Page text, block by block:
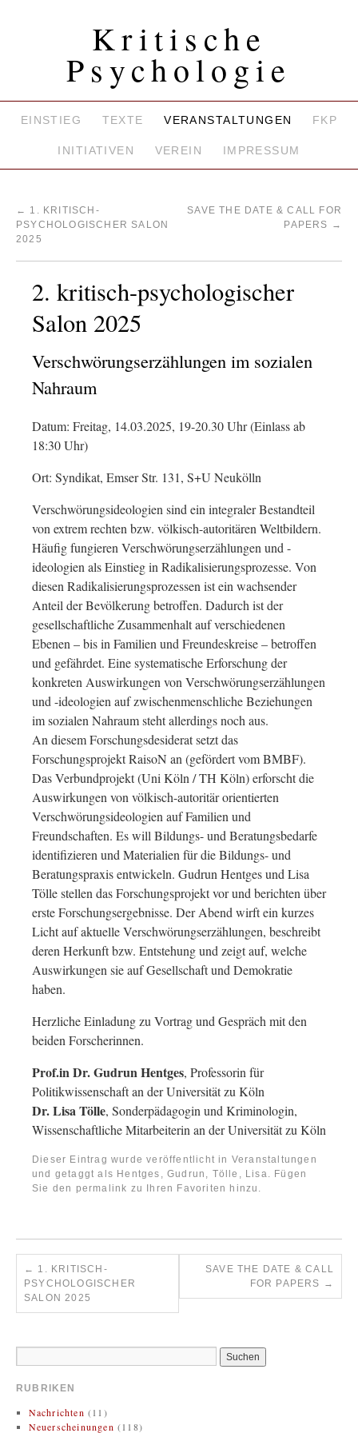
Kritische
Psychologie
EINSTIEG TEXTE VERANSTALTUNGEN FKP
INITIATIVEN VEREIN IMPRESSUM
← 1. KRITISCH-
PSYCHOLOGISCHER SALON
2025
SAVE THE DATE & CALL FOR
PAPERS →
2. kritisch-psychologischer
Salon 2025
Verschwörungserzählungen im sozialen
Nahraum
Datum: Freitag, 14.03.2025, 19-20.30 Uhr (Einlass ab
18:30 Uhr)
Ort: Syndikat, Emser Str. 131, S+U Neukölln
Verschwörungsideologien sind ein integraler Bestandteil
von extrem rechten bzw. völkisch-autoritären Weltbildern.
Häufig fungieren Verschwörungserzählungen und -
ideologien als Einstieg in Radikalisierungsprozesse. Von
diesen Radikalisierungsprozessen ist ein wachsender
Anteil der Bevölkerung betroffen. Dadurch ist der
gesellschaftliche Zusammenhalt auf verschiedenen
Ebenen – bis in Familien und Freundeskreise – betroffen
und gefährdet. Eine systematische Erforschung der
konkreten Auswirkungen von Verschwörungserzählungen
und -ideologien auf zwischenmenschliche Beziehungen
im sozialen Nahraum steht allerdings noch aus.
An diesem Forschungsdesiderat setzt das
Forschungsprojekt RaisoN an (gefördert vom BMBF).
Das Verbundprojekt (Uni Köln / TH Köln) erforscht die
Auswirkungen von völkisch-autoritär orientierten
Verschwörungsideologien auf Familien und
Freundschaften. Es will Bildungs- und Beratungsbedarfe
identifizieren und Materialien für die Bildungs- und
Beratungspraxis entwickeln. Gudrun Hentges und Lisa
Tölle stellen das Forschungsprojekt vor und berichten über
erste Forschungsergebnisse. Der Abend wirft ein kurzes
Licht auf aktuelle Verschwörungserzählungen, beschreibt
deren Herkunft bzw. Entstehung und zeigt auf, welche
Auswirkungen sie auf Gesellschaft und Demokratie
haben.
Herzliche Einladung zu Vortrag und Gespräch mit den
beiden Forscherinnen.
Prof.in Dr. Gudrun Hentges, Professorin für
Politikwissenschaft an der Universität zu Köln
Dr. Lisa Tölle, Sonderpädagogin und Kriminologin,
Wissenschaftliche Mitarbeiterin an der Universität zu Köln
Dieser Eintrag wurde veröffentlicht in Veranstaltungen
und getaggt als Hentges, Gudrun , Tölle, Lisa. Fügen
Sie den permalink zu Ihren Favoriten hinzu.
← 1. KRITISCH-
PSYCHOLOGISCHER
SALON 2025
SAVE THE DATE & CALL
FOR PAPERS →
RUBRIKEN
Nachrichten (11)
Neuerscheinungen (118)